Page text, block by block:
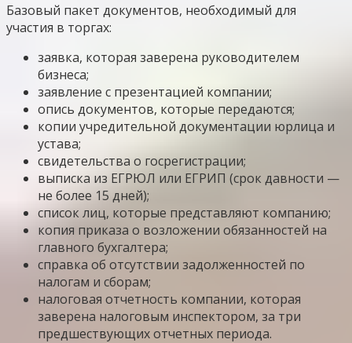
Базовый пакет документов, необходимый для
участия в торгах:
заявка, которая заверена руководителем
бизнеса;
заявление с презентацией компании;
опись документов, которые передаются;
копии учредительной документации юрлица и
устава;
свидетельства о госрегистрации;
выписка из ЕГРЮЛ или ЕГРИП (срок давности —
не более 15 дней);
список лиц, которые представляют компанию;
копия приказа о возложении обязанностей на
главного бухгалтера;
справка об отсутствии задолженностей по
налогам и сборам;
налоговая отчетность компании, которая
заверена налоговым инспектором, за три
предшествующих отчетных периода.